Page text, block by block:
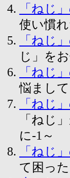
「ねじ
使い慣
「ねじ
じ」を
「ねじ
悩まし
「ねじ
「ねじ
に-1～
「ねじ
て困っ